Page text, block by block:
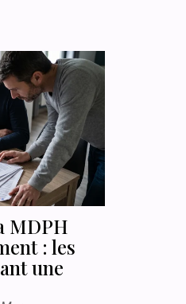
MDPH
: les
une